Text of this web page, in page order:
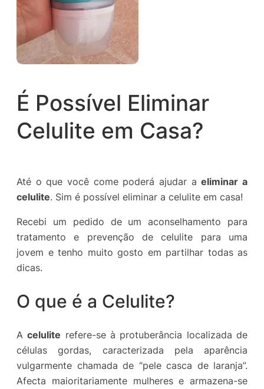
É Possível Eliminar
Celulite em Casa?
Até o que você come poderá ajudar aeliminar a
celulite. Sim é possível eliminar a celulite em casa!
Recebi um pedido de um aconselhamento para
tratamento e prevenção de celulite para uma
jovem e tenho muito gosto em partilhar todas as
dicas.
O que é a Celulite?
Acelulite refere-se à protuberância localizada de
células gordas, caracterizada pela aparência
vulgarmente chamada de “pele casca de laranja”.
Afecta maioritariamente mulheres e armazena-se